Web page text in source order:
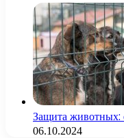
Защита животных:
06.10.2024